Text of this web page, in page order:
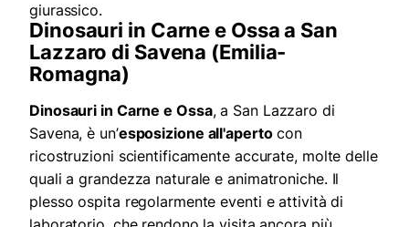
giurassico.
Dinosauri in Carne e Ossa a San
Lazzaro di Savena (Emilia-
Romagna)
Dinosauri in Carne e Ossa, a San Lazzaro di
Savena, è un’esposizione all'apertocon
ricostruzioni scientificamente accurate, molte delle
quali a grandezza naturale e animatroniche. Il
plesso ospita regolarmente eventi e attività di